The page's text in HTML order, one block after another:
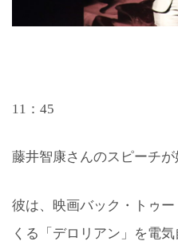
11：45
藤井智康さんのスピーチが
彼は、映画バック・トゥ
くる「デロリアン」を電